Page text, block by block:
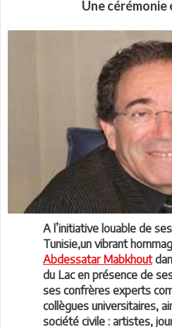
Une
A l’initiative louable de
Tunisie,un vibrant
Abdessatar Mabkhout
du Lac en présence de
ses confrères experts
collègues universitaires,
société civile : artistes,